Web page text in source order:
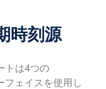
時刻源
トは4つの
フェイスを使用し